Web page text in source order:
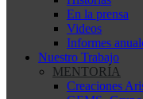
En la prensa
Videos
Informes
Nuestro Trabajo
MENTORÍA
Creaciones